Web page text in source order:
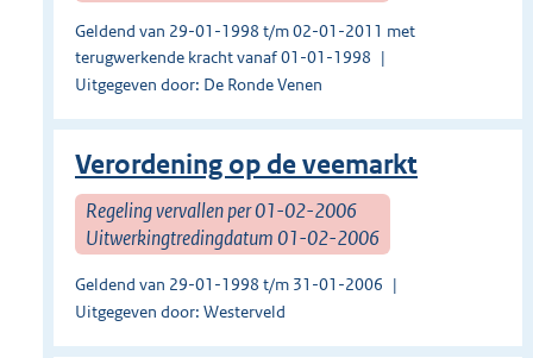
Geldend van 29-01-1998 t/m 02-01-2011 met
terugwerkende kracht vanaf 01-01-1998
Uitgegeven door: De Ronde Venen
Verordening op de veemarkt
Regeling vervallen per 01-02-2006
Uitwerkingtredingdatum 01-02-2006
Geldend van 29-01-1998 t/m 31-01-2006
Uitgegeven door: Westerveld